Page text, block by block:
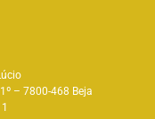
– 7800-468 Beja